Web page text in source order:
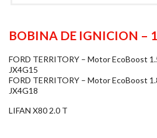
BOBINA DE IGNICION –
FORD TERRITORY – Motor EcoBoost
JX4G15
FORD TERRITORY – Motor EcoBoost
JX4G18
LIFAN X80 2.0 T